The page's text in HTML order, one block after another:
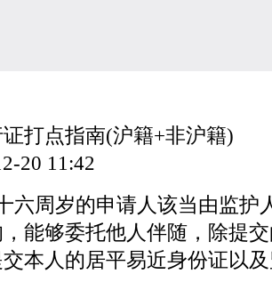
打点指南(沪籍+非沪籍)
20 11:42
周岁的申请人该当由监护
能够委托他人伴随，除提
本人的居平易近身份证以